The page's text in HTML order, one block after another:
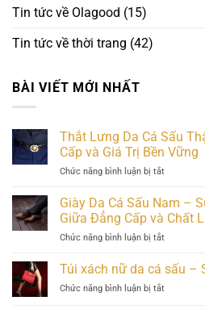
Tin tức về Olagood (15)
Tin tức về thời trang (42)
BÀI VIẾT MỚI NHẤT
Thắt Lưng Da Cá Sấu
Cấp và Giá Trị Bền Vững
Chức năng bình luận bị tắtở
Lưng
Da
Cá
Sấu
–
Định
Giày Da Cá Sấu Nam –
Giữa Đẳng Cấp và Chất
Chức năng bình luận bị tắtở
Da
Sấu
Túi xách nữ da cá sấu –
Chức năng bình luận bị tắtở